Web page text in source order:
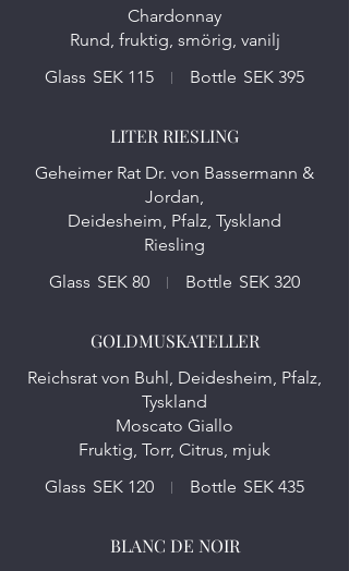
Chardonnay
Rund, fruktig, smörig, vanilj
Glass SEK 115 Bottle SEK 395
LITER RIESLING
Geheimer Rat Dr. von Bassermann &
Jordan,
Deidesheim, Pfalz, Tyskland
Riesling
Glass SEK 80 Bottle SEK 320
GOLDMUSKATELLER
Reichsrat von Buhl, Deidesheim, Pfalz,
Tyskland
Moscato Giallo
Fruktig, Torr, Citrus, mjuk
Glass SEK 120 Bottle SEK 435
BLANC DE NOIR